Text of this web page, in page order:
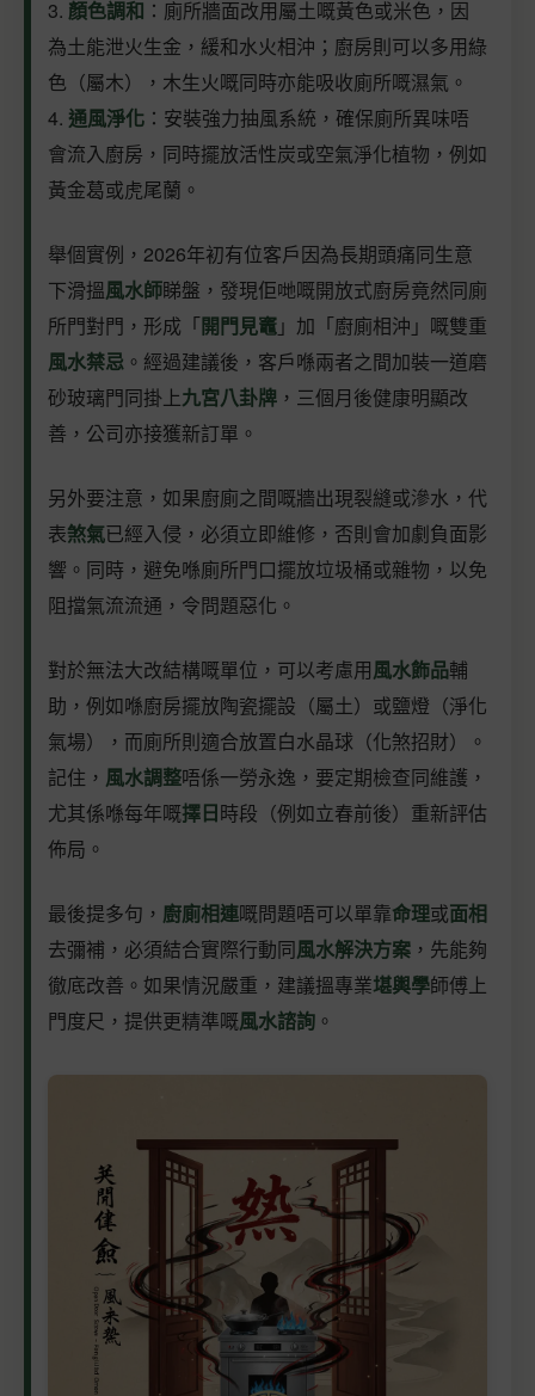
3. 顏色調和 ：廁所牆面改用屬土嘅黃色或米色，因
為土能泄火生金，緩和水火相沖；廚房則可以多用綠
色（屬木），木生火嘅同時亦能吸收廁所嘅濕氣。
4. 通風淨化 ：安裝強力抽風系統，確保廁所異味唔
會流入廚房，同時擺放活性炭或空氣淨化植物，例如
黃金葛或虎尾蘭。
舉個實例，2026年初有位客戶因為長期頭痛同生意
下滑搵風水師睇盤，發現佢哋嘅開放式廚房竟然同廁
所門對門，形成「開門見竈」加「廚廁相沖」嘅雙重
風水禁忌 。經過建議後，客戶喺兩者之間加裝一道磨
砂玻璃門同掛上九宮八卦牌 ，三個月後健康明顯改
善，公司亦接獲新訂單。
另外要注意，如果廚廁之間嘅牆出現裂縫或滲水，代
表煞氣已經入侵，必須立即維修，否則會加劇負面影
響。同時，避免喺廁所門口擺放垃圾桶或雜物，以免
阻擋氣流流通，令問題惡化。
對於無法大改結構嘅單位，可以考慮用風水飾品輔
助，例如喺廚房擺放陶瓷擺設（屬土）或鹽燈（淨化
氣場），而廁所則適合放置白水晶球（化煞招財）。
記住， 風水調整唔係一勞永逸，要定期檢查同維護，
尤其係喺每年嘅擇日時段（例如立春前後）重新評估
佈局。
最後提多句， 廚廁相連嘅問題唔可以單靠命理或面相
去彌補，必須結合實際行動同風水解決方案 ，先能夠
徹底改善。如果情況嚴重，建議搵專業堪輿學師傅上
門度尺，提供更精準嘅風水諮詢 。